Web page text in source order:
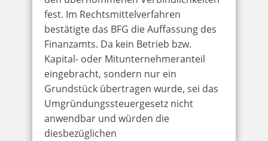
fest. Im Rechtsmittelverfahren
bestätigte das BFG die Auffassung des
Finanzamts. Da kein Betrieb bzw.
Kapital- oder Mitunternehmeranteil
eingebracht, sondern nur ein
Grundstück übertragen wurde, sei das
Umgründungssteuergesetz nicht
anwendbar und würden die
diesbezüglichen